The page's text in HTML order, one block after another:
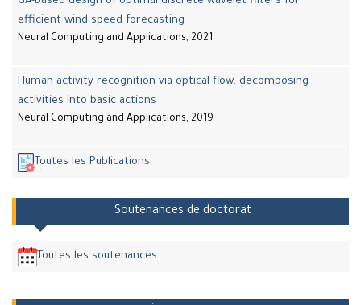
efficient wind speed forecasting
Neural Computing and Applications, 2021
Human activity recognition via optical flow: decomposing
activities into basic actions
Neural Computing and Applications, 2019
Toutes les Publications
Soutenances de doctorat
Toutes les soutenances